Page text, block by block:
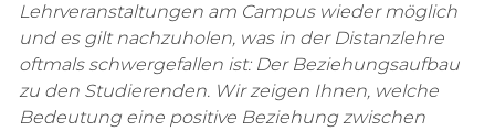
Lehrveranstaltungen am Campus wieder möglich
und es gilt nachzuholen, was in der Distanzlehre
oftmals schwergefallen ist: Der Beziehungsaufbau
zu den Studierenden. Wir zeigen Ihnen, welche
Bedeutung eine positive Beziehung zwischen